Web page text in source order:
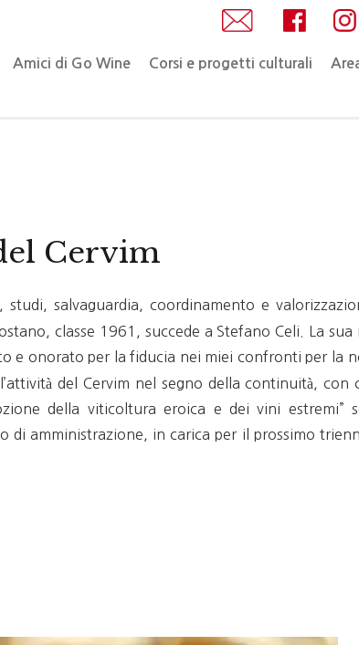
Amici di Go Wine Corsi e progetti culturali
Cervim
salvaguardia, coordinamento e
classe 1961, succede a Stefano Celi. La sua
e onorato per la fiducia nei miei confronti per la
del Cervim nel segno della continuità, con
della viticoltura eroica e dei vini estremi”
di amministrazione, in carica per il prossimo